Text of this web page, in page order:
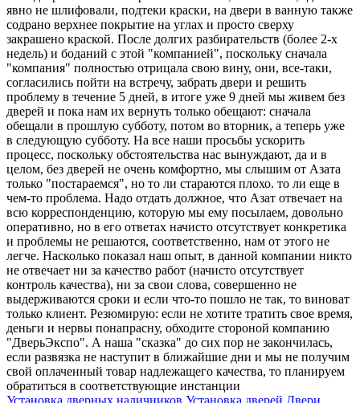
явно не шлифовали, подтеки краски, на двери в ванную также
содрано верхнее покрытие на углах и просто сверху
закрашено краской. После долгих разбирательств (более 2-х
недель) и боданий с этой "компанией", поскольку сначала
"компания" полностью отрицала свою вину, они, все-таки,
согласились пойти на встречу, забрать двери и решить
проблему в течение 5 дней, в итоге уже 9 дней мы живем без
дверей и пока нам их вернуть только обещают: сначала
обещали в прошлую субботу, потом во вторник, а теперь уже
в следующую субботу. На все наши просьбы ускорить
процесс, поскольку обстоятельства нас вынуждают, да и в
целом, без дверей не очень комфортно, мы слышим от Азата
только "постараемся", но то ли стараются плохо. то ли еще в
чем-то проблема. Надо отдать должное, что Азат отвечает на
всю корреспонденцию, которую мы ему посылаем, довольно
оперативно, но в его ответах начисто отсутствует конкретика
и проблемы не решаются, соответственно, нам от этого не
легче. Насколько показал наш опыт, в данной компании никто
не отвечает ни за качество работ (начисто отсутствует
контроль качества), ни за свои слова, совершенно не
выдерживаются сроки и если что-то пошло не так, то виноват
только клиент. Резюмирую: если не хотите тратить свое время,
деньги и нервы понапрасну, обходите стороной компанию
"ДверьЭкспо". А наша "сказка" до сих пор не закончилась,
если развязка не наступит в ближайшие дни и мы не получим
свой оплаченный товар надлежащего качества, то планируем
обратиться в соответствующие инстанции
Установка дверных наличников Установка дверей Двери